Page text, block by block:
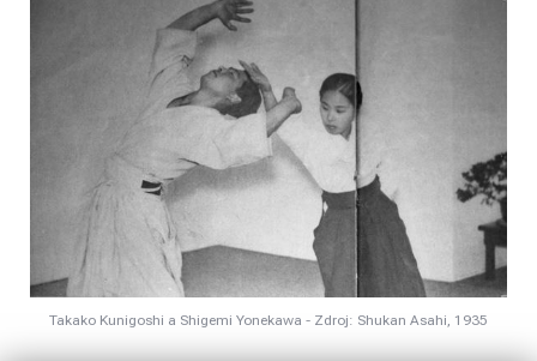
Takako Kunigoshi a Shigemi Yonekawa - Zdroj: Shukan Asahi, 1935